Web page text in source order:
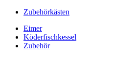
Zubehörkästen
Eimer
Köderfischkessel
Zubehör